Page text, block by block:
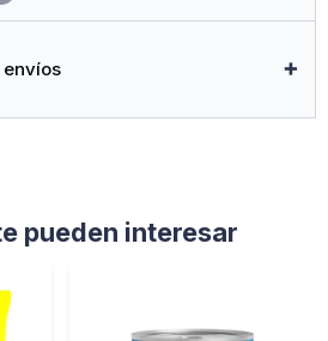
pueden interesar